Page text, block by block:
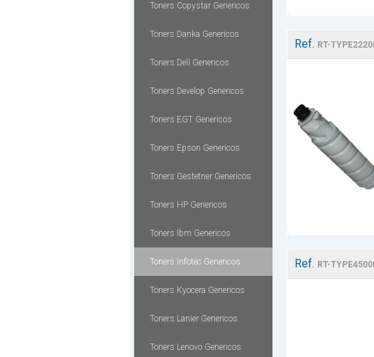
Toners Copystar Genericos
Toners Danka Genericos
Toners Dell Genericos
Toners Develop Genericos
Toners EGT Genericos
Toners Epson Genericos
Toners Gestetner Genericos
Toners HP Genericos
Toners Ibm Genericos
Toners Infotec Genericos
Toners Kyocera Genericos
Toners Lanier Genericos
Toners Lenovo Genericos
Ref. RT-
Ref. RT-